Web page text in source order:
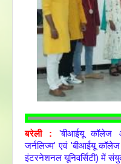
बरेली : 'बीआईयू कॉलेज
जर्नलिज्म' एवं 'बीआईयू
इंटरनेशनल यूनिवर्सिटी) में